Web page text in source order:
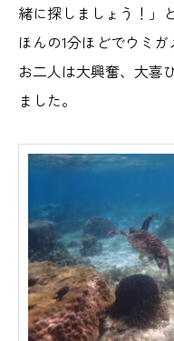
緒に探しましょう！」
ほんの1分ほどでウミガ
お二人は大興奮、大喜
ました。